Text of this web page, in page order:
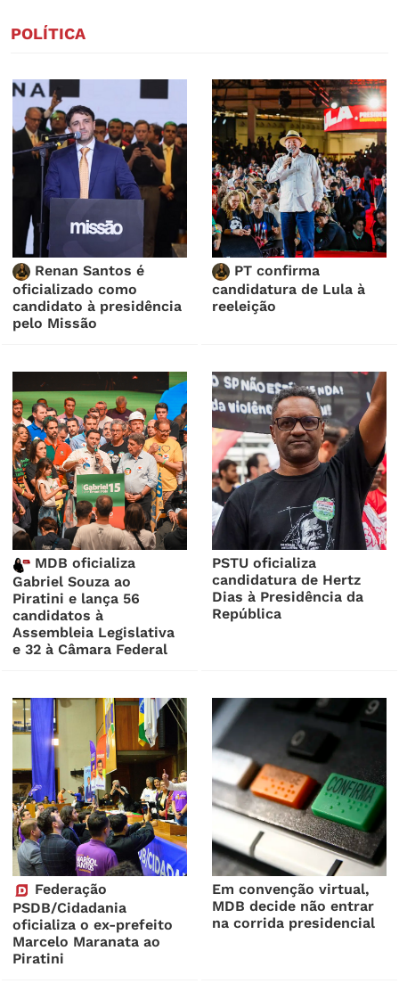
POLÍTICA
Renan Santos é
oficializado como
candidato à presidência
pelo Missão
PT confirma
candidatura de Lula à
reeleição
MDB oficializa
Gabriel Souza ao
Piratini e lança 56
candidatos à
Assembleia Legislativa
e 32 à Câmara Federal
PSTU oficializa
candidatura de Hertz
Dias à Presidência da
República
Federação
PSDB/Cidadania
oficializa o ex-prefeito
Marcelo Maranata ao
Piratini
Em convenção virtual,
MDB decide não entrar
na corrida presidencial